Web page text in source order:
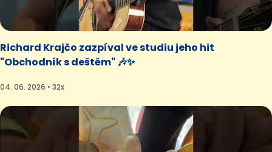
Richard Krajčo zazpíval ve studiu jeho hit
"Obchodník s deštěm" 🎶✨
04. 06. 2026 • 32x